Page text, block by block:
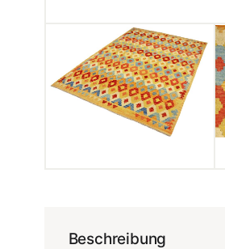
Beschreibung